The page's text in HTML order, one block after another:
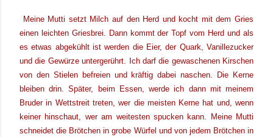
Meine Mutti setzt Milch auf den Herd und kocht mit dem Gries
einen leichten Griesbrei. Dann kommt der Topf vom Herd und als
es etwas abgekühlt ist werden die Eier, der Quark, Vanillezucker
und die Gewürze untergerührt. Ich darf die gewaschenen Kirschen
von den Stielen befreien und kräftig dabei naschen. Die Kerne
bleiben drin. Später, beim Essen, werde ich dann mit meinem
Bruder in Wettstreit treten, wer die meisten Kerne hat und, wenn
keiner hinschaut, wer am weitesten spucken kann. Meine Mutti
schneidet die Brötchen in grobe Würfel und von jedem Brötchen in